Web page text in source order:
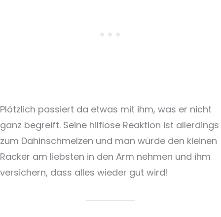
Plötzlich passiert da etwas mit ihm, was er nicht
ganz begreift. Seine hilflose Reaktion ist allerdings
zum Dahinschmelzen und man würde den kleinen
Racker am liebsten in den Arm nehmen und ihm
versichern, dass alles wieder gut wird!